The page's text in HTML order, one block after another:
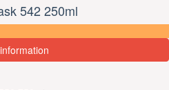
542 250ml